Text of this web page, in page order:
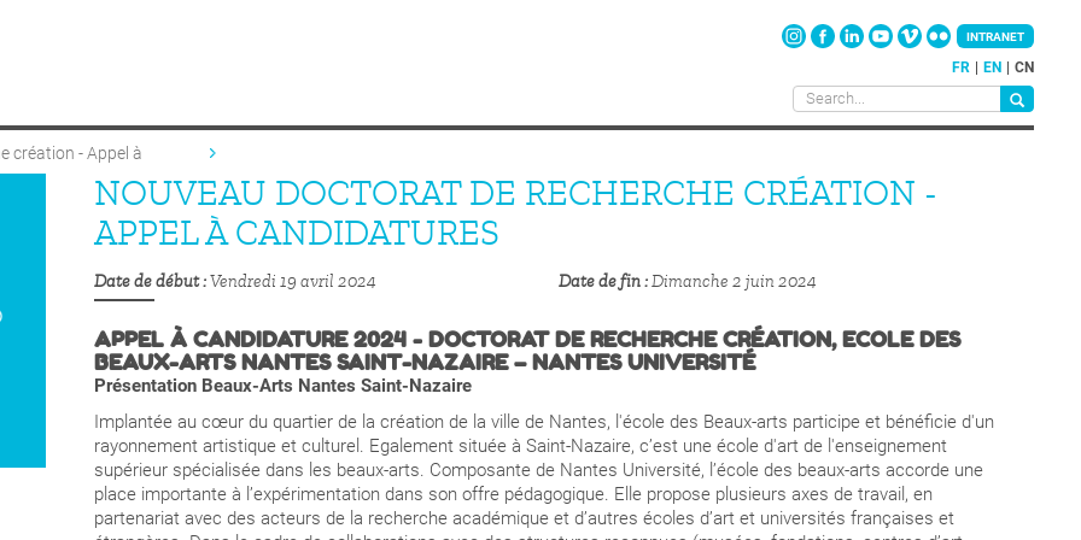
FR EN CN
INTRANET
création - Appel à
NOUVEAU DOCTORAT DE RECHERCHE CRÉATION -
APPEL À CANDIDATURES
Date de début Vendredi 19 avril 2024 Date de fin Dimanche 2 juin 2024
APPEL À CANDIDATURE 2024 - DOCTORAT DE RECHERCHE CRÉATION, ECOLE DES
BEAUX-ARTS NANTES SAINT-NAZAIRE – NANTES UNIVERSITÉ
Présentation Beaux-Arts Nantes Saint-Nazaire
Implantée au cœur du quartier de la création de la ville de Nantes, l'école des Beaux-arts participe et bénéficie d'un
rayonnement artistique et culturel. Egalement située à Saint-Nazaire, c’est une école d'art de l'enseignement
supérieur spécialisée dans les beaux-arts. Composante de Nantes Université, l’école des beaux-arts accorde une
place importante à l’expérimentation dans son offre pédagogique. Elle propose plusieurs axes de travail, en
partenariat avec des acteurs de la recherche académique et d’autres écoles d’art et universités françaises et